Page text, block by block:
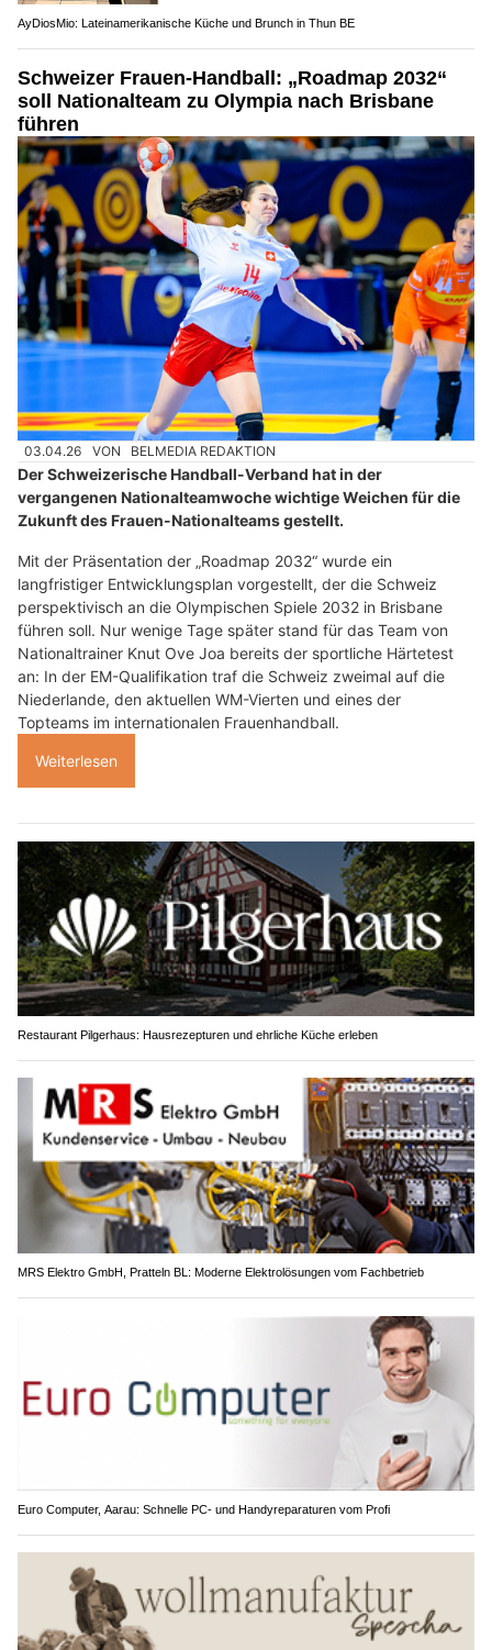
AyDiosMio: Lateinamerikanische Küche und Brunch in Thun BE
Schweizer Frauen-Handball: „Roadmap 2032“
soll Nationalteam zu Olympia nach Brisbane
führen
03.04.26 VON BELMEDIA REDAKTION
Der Schweizerische Handball-Verband hat in der
vergangenen Nationalteamwoche wichtige Weichen für die
Zukunft des Frauen-Nationalteams gestellt.
Mit der Präsentation der „Roadmap 2032“ wurde ein
langfristiger Entwicklungsplan vorgestellt, der die Schweiz
perspektivisch an die Olympischen Spiele 2032 in Brisbane
führen soll. Nur wenige Tage später stand für das Team von
Nationaltrainer Knut Ove Joa bereits der sportliche Härtetest
an: In der EM-Qualifikation traf die Schweiz zweimal auf die
Niederlande, den aktuellen WM-Vierten und eines der
Topteams im internationalen Frauenhandball.
Weiterlesen
Restaurant Pilgerhaus: Hausrezepturen und ehrliche Küche erleben
MRS Elektro GmbH, Pratteln BL: Moderne Elektrolösungen vom Fachbetrieb
Euro Computer, Aarau: Schnelle PC- und Handyreparaturen vom Profi